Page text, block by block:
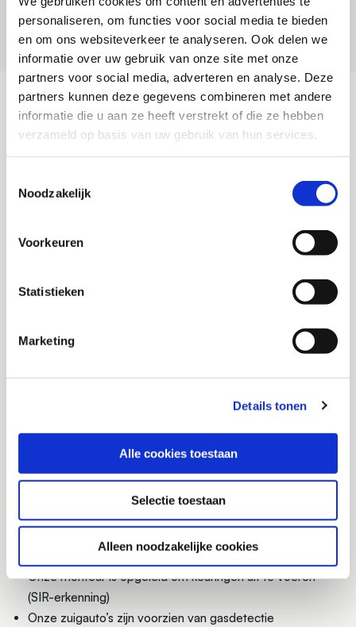
personaliseren, om functies voor social media te bieden
en om ons websiteverkeer te analyseren. Ook delen we
informatie over uw gebruik van onze site met onze
partners voor social media, adverteren en analyse. Deze
partners kunnen deze gegevens combineren met andere
informatie die u aan ze heeft verstrekt of die ze hebben
verzameld op basis van uw gebruik van hun services.
Noodzakelijk
Voorkeuren
Statistieken
Marketing
Details tonen
Alle cookies toestaan
Selectie toestaan
Alleen noodzakelijke cookies
Verder lezen
ONS WAGENPARK
zuigwagens met extra zuigkracht ontwikkelen. In 2012
aan. Wegens succes kochten we twee jaar later een Scania
V8 met 580 pk, welke met meer vermogen de complete
mogen wij meerdere compacte zuigwagens met drie
kunnen wij op schijnbaar onmogelijke plekken opereren.
Naast deze unieke wagens heeft Kooiker Zuigtechiek B.V.
nog vijftien andere zuig- en blaascombinaties ter beschikking;
evenals diverse (water)pompen, compressors en ander
kunnen.
CERTIFICATEN
Kooiker Zuigtechniek B.V. is VCA**en ISO 9001
Onze zuigauto’s zijn SIR gekeurd
Onze monteur is opgeleid om keuringen uit te voeren
(SIR-erkenning)
Onze zuigauto’s zijn voorzien van gasdetectie